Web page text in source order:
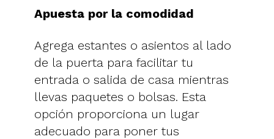
Apuesta por la comodidad
Agrega estantes o asientos al lado
de la puerta para facilitar tu
entrada o salida de casa mientras
llevas paquetes o bolsas. Esta
opción proporciona un lugar
adecuado para poner tus